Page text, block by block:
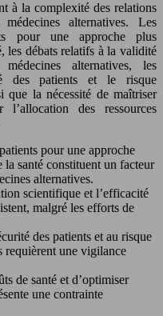
à la complexité des relations
alternatives. Les
pour une approche plus
les débats relatifs à la validité
alternatives, les
des patients et le risque
que la nécessité de maîtriser
des ressources
pour une approche
la santé constituent un facteur
alternatives.
scientifique et l’efficacité
malgré les efforts de
des patients et au risque
requièrent une vigilance
de santé et d’optimiser
une contrainte